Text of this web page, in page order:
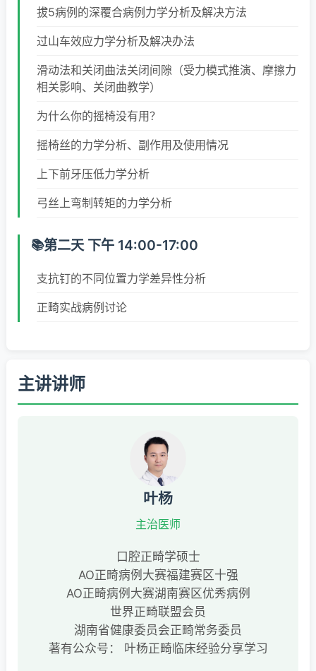
拔5病例的深覆合病例力学分析及解决方法
过山车效应力学分析及解决办法
滑动法和关闭曲法关闭间隙（受力模式推演、摩擦力
相关影响、关闭曲教学）
为什么你的摇椅没有用？
摇椅丝的力学分析、副作用及使用情况
上下前牙压低力学分析
弓丝上弯制转矩的力学分析
第二天 下午 14:00-17:00
支抗钉的不同位置力学差异性分析
正畸实战病例讨论
主讲讲师
叶杨
主治医师
口腔正畸学硕士
AO正畸病例大赛福建赛区十强
AO正畸病例大赛湖南赛区优秀病例
世界正畸联盟会员
湖南省健康委员会正畸常务委员
著有公众号： 叶杨正畸临床经验分享学习